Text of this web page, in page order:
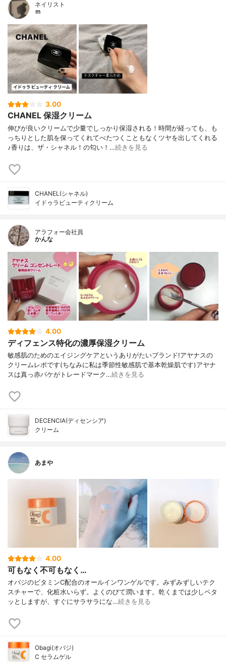
ネイリスト
ｍ
3.00
CHANEL 保湿クリーム
伸びが良いクリームで少量でしっかり保湿される！時間が経っても、も
っちりとした肌を保ってくれてべたつくこともなくツヤを出してくれる
♪香りは、ザ・シャネル！の匂い！…続きを見る
CHANEL(シャネル)
イドゥラビューティクリーム
アラフォー会社員
かんな
4.00
ディフェンス特化の濃厚保湿クリーム
敏感肌のためのエイジングケアというありがたいブランド!アヤナスの
クリームレポです(ちなみに私は季節性敏感肌で基本乾燥肌です)アヤナ
スは真っ赤パケがトレードマーク…続きを見る
DECENCIA(ディセンシア)
クリーム
あまや
4.00
可もなく不可もなく…
オバジのビタミンC配合のオールインワンゲルです。みずみずしいテク
スチャーで、化粧水いらず。よくのびて潤います。乾くまでは少しペタ
ッとしますが、すぐにサラサラにな…続きを見る
Obagi(オバジ)
C セラムゲル